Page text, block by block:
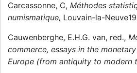
Carcassonne, C, Méthodes
numismatique, Louvain-la-
Cauwenberghe, E.H.G. van, red.,
commerce, essays in the
Europe (from antiquity to modern